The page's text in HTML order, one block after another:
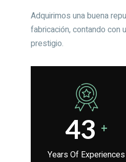
Adquirimos una buena
fabricación, contando con
prestigio.
50 +
Years Of Experiences